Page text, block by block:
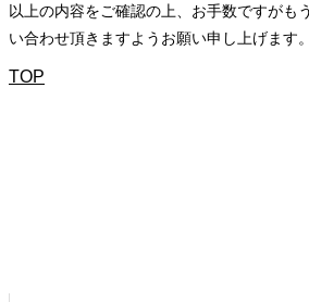
以上の内容をご確認の上、お手数ですがも
い合わせ頂きますようお願い申し上げます。
TOP